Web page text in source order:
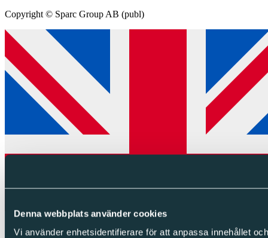
Denna webbplats använder cookies
Vi använder enhetsidentifierare för att anpassa innehållet
Copyright © Sparc Group AB (publ)